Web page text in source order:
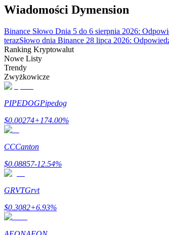
Blokady BTR
Ekskluzywne inwestycje dla posiadaczy BTR
Pożyczki
Usługa pożyczek wspieranych
Wiadomości Dymension
Binance Słowo Dnia 5 do 6 sierpnia 2026:
terazSłowo dnia Binance 28 lipca 2026:
Ranking Kryptowalut
Nowe Listy
Trendy
Zwyżkowicze
PIPEDOGPipedog
$0.00274+174.00%
CCCanton
$0.08857-12.54%
GRVTGrvt
$0.3082+6.93%